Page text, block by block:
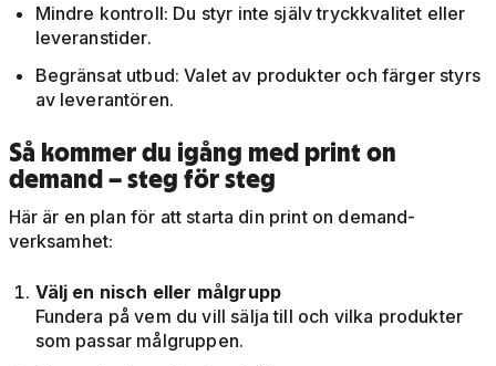
Mindre kontroll: Du styr inte själv tryckkvalitet eller
leveranstider.
Begränsat utbud: Valet av produkter och färger styrs
av leverantören.
Så kommer du igång med print on
demand – steg för steg
Här är en plan för att starta din print on demand-
verksamhet:
Välj en nisch eller målgrupp
Fundera på vem du vill sälja till och vilka produkter
som passar målgruppen.